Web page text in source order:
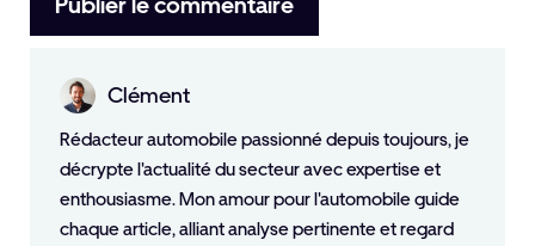
Clément
Rédacteur automobile passionné depuis toujours, je
décrypte l'actualité du secteur avec expertise et
enthousiasme. Mon amour pour l'automobile guide
chaque article, alliant analyse pertinente et regard